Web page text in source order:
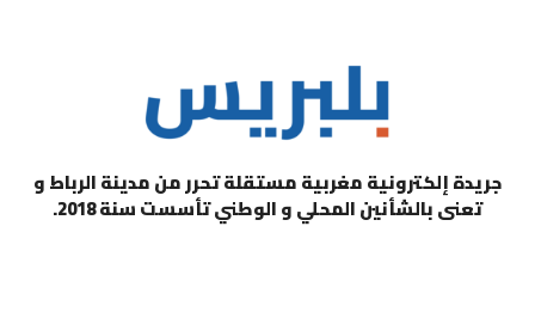
جريدة إلكترونية مغربية مستقلة تحرر من مدينة الرباط و
تعنى بالشأنين المحلي و الوطني تأسست سنة 2018.